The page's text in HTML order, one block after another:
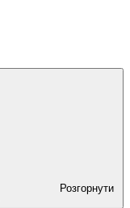
Розгорнути